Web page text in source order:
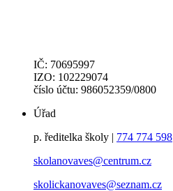
IČ: 70695997
IZO: 102229074
číslo účtu: 986052359/0800
Úřad
p. ředitelka školy | 774 774 598
skolanovaves@centrum.cz
skolickanovaves@seznam.cz